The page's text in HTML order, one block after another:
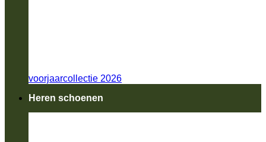
voorjaarcollectie 2026
Heren schoenen